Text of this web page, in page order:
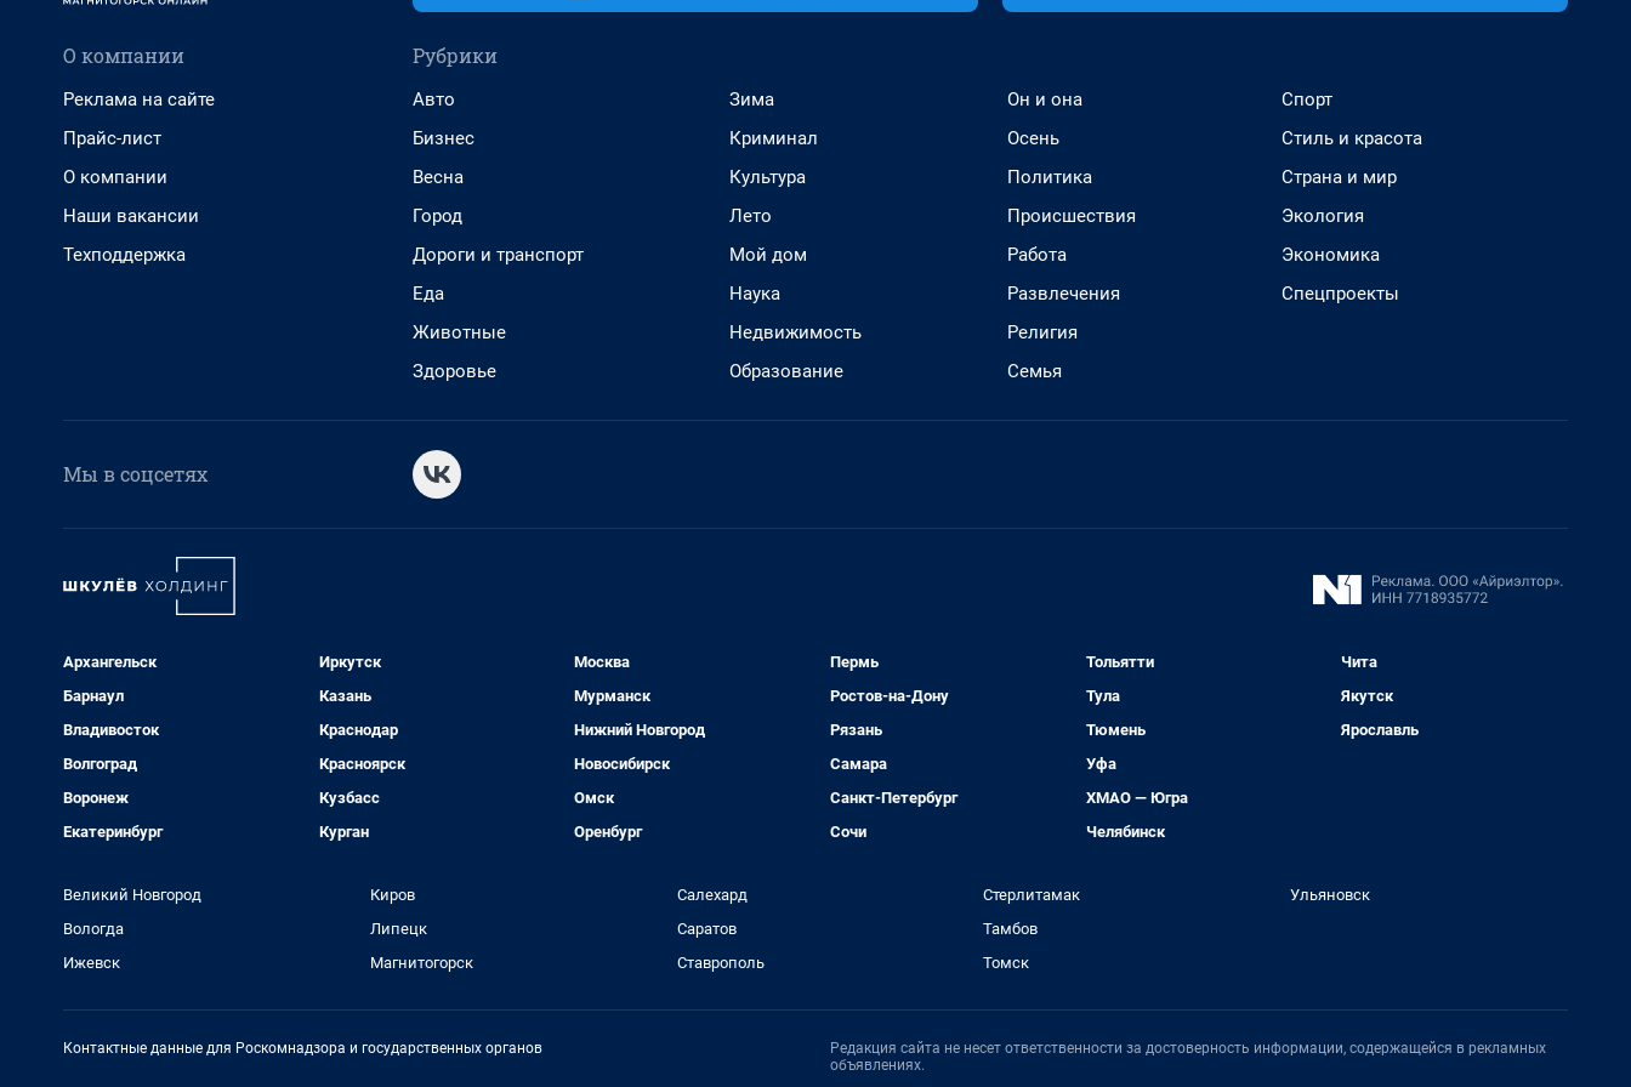
О компании
Реклама на сайте
Прайс-лист
О компании
Наши вакансии
Техподдержка
Рубрики
Авто
Бизнес
Весна
Город
Дороги и транспорт
Еда
Животные
Здоровье
Зима
Криминал
Культура
Лето
Мой дом
Наука
Недвижимость
Образование
Он и она
Осень
Политика
Происшествия
Работа
Развлечения
Религия
Семья
Спорт
Стиль и красота
Страна и мир
Экология
Экономика
Спецпроекты
Мы в соцсетях
Архангельск
Барнаул
Владивосток
Волгоград
Воронеж
Екатеринбург
Иркутск
Казань
Краснодар
Красноярск
Кузбасс
Курган
Москва
Мурманск
Нижний Новгород
Новосибирск
Омск
Оренбург
Пермь
Ростов-на-Дону
Рязань
Самара
Санкт-Петербург
Сочи
Тольятти
Тула
Тюмень
Уфа
ХМАО — Югра
Челябинск
Чита
Якутск
Ярославль
Великий Новгород
Вологда
Ижевск
Киров
Липецк
Магнитогорск
Салехард
Саратов
Ставрополь
Стерлитамак
Тамбов
Томск
Ульяновск
Контактные данные для Роскомнадзора и государственных органов
Редакция сайта не несет ответственности за достоверность информации, содержащейся в рекламных
объявлениях.